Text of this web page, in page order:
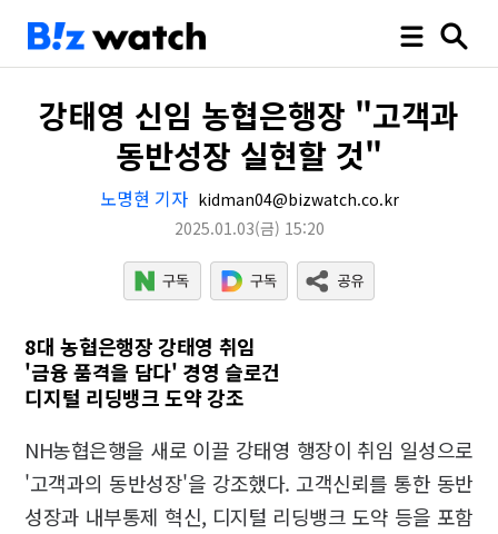
강태영 신임 농협은행장 "고객과
동반성장 실현할 것"
노명현 기자 kidman04@bizwatch.co.kr
2025.01.03(금) 15:20
8대 농협은행장 강태영 취임
'금융 품격을 담다' 경영 슬로건
디지털 리딩뱅크 도약 강조
NH농협은행을 새로 이끌 강태영 행장이 취임 일성으로
'고객과의 동반성장'을 강조했다. 고객신뢰를 통한 동반
성장과 내부통제 혁신, 디지털 리딩뱅크 도약 등을 포함